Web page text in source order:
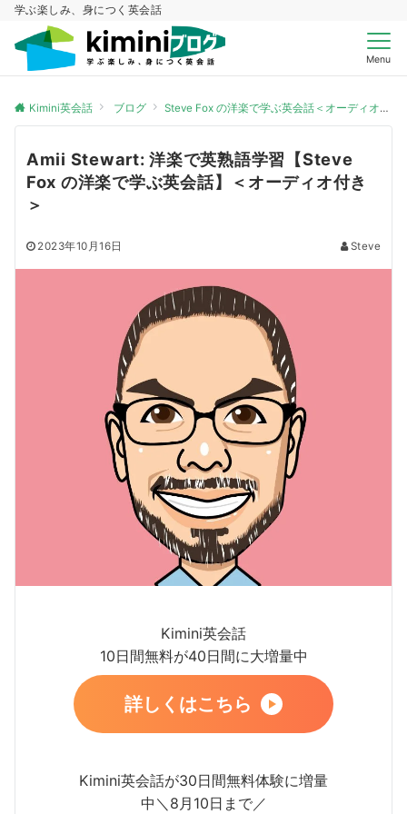
学ぶ楽しみ、身につく英会話
Menu
Kimini英会話 ブログ Steve Fox の洋楽で学ぶ英会話＜オーディオ付き＞
Amii Stewart: 洋楽で英熟語学習【Steve
Fox の洋楽で学ぶ英会話】＜オーディオ付き
＞
2023年10月16日 Steve
Kimini英会話
10日間無料が40日間に大増量中
詳しくはこちら
Kimini英会話が30日間無料体験に増量
中＼8月10日まで／